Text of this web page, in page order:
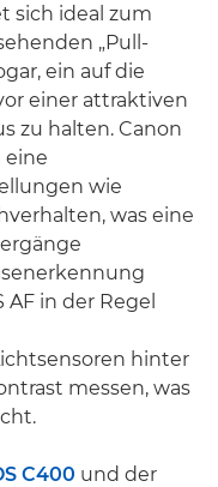
sich ideal zum
„Pull-
ein auf die
einer attraktiven
zu halten. Canon
eine
wie
was eine
in der Regel
hinter
messen, was
C400 und der